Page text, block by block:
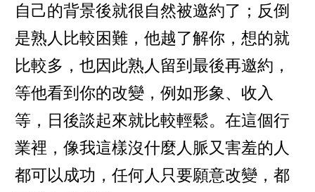
自己的背景後就很自然被邀約了；反倒
是熟人比較困難，他越了解你，想的就
比較多，也因此熟人留到最後再邀約，
等他看到你的改變，例如形象、收入
等，日後談起來就比較輕鬆。在這個行
業裡，像我這樣沒什麼人脈又害羞的人
都可以成功，任何人只要願意改變，都